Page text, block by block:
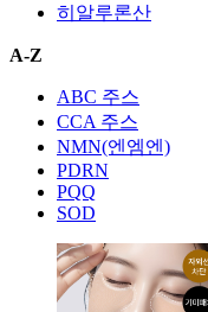
히알루론산
A-Z
ABC 주스
CCA 주스
NMN(엔엠엔)
PDRN
PQQ
SOD